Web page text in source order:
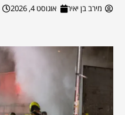
מירב בן יאיר אוגוסט 4, 2026